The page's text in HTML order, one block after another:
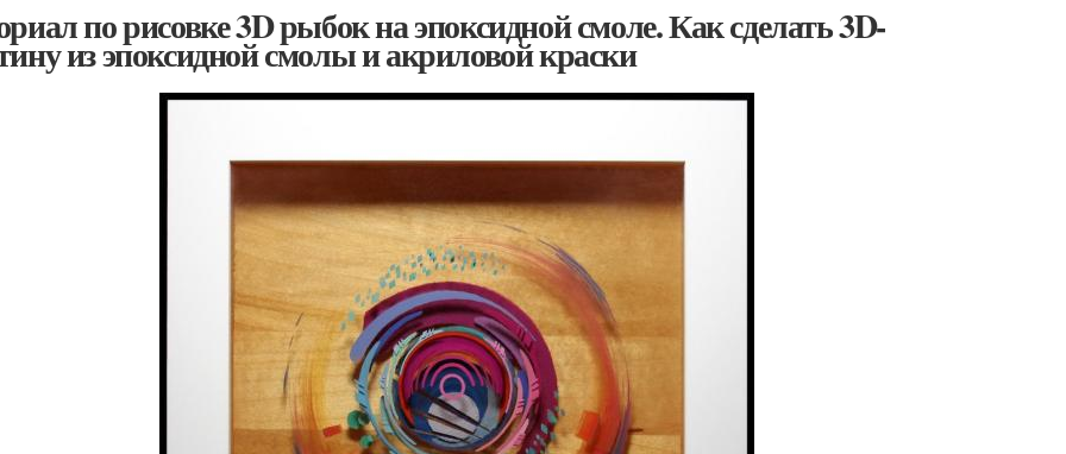
по рисовке 3D рыбок на эпоксидной смоле. Как сделать 3D-
из эпоксидной смолы и акриловой краски